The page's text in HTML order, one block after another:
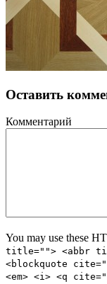
Оставить
Комментарий
You may use these
title=""> <abbr
<blockquote
<em> <i> <q